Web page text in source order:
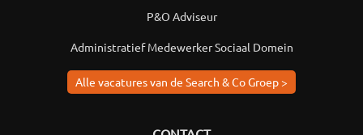
P&O Adviseur
Administratief Medewerker Sociaal Domein
Alle vacatures van de Search & Co Groep >